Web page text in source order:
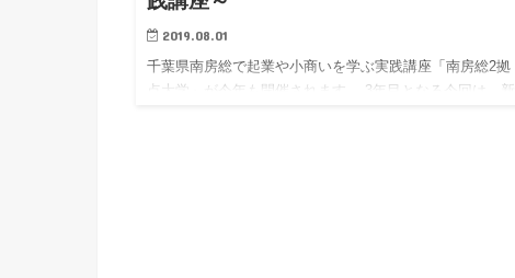
2019.08.01
千葉県南房総で起業や小商いを学ぶ実践講座「南房総2拠
点大学」が今年も開催されます。 3年目となる今回は、新